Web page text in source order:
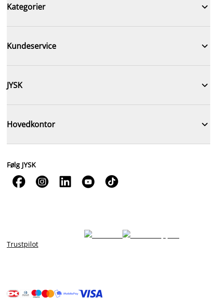
Kategorier 
Kundeservice 
JYSK 
Hovedkontor 
Følg JYSK
    
Trustpilot